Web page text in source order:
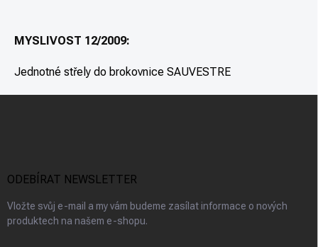
MYSLIVOST 12/2009:
Jednotné střely do brokovnice SAUVESTRE
ODEBÍRAT NEWSLETTER
Vložte svůj e-mail a my vám budeme zasílat informace o nových
produktech na našem e-shopu.